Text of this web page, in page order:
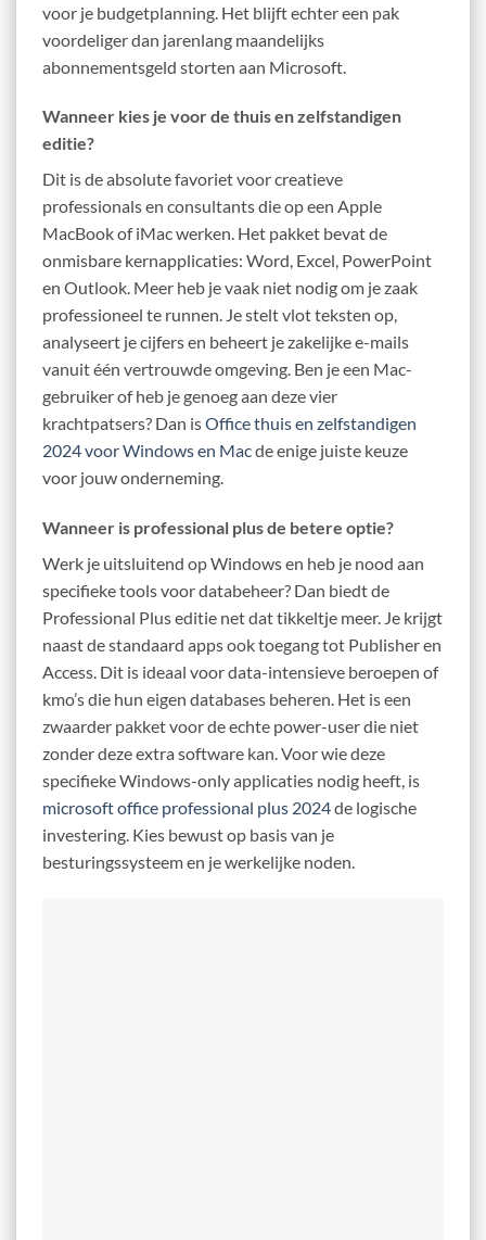
voor je budgetplanning. Het blijft echter een pak
voordeliger dan jarenlang maandelijks
abonnementsgeld storten aan Microsoft.
Wanneer kies je voor de thuis en zelfstandigen
editie?
Dit is de absolute favoriet voor creatieve
professionals en consultants die op een Apple
MacBook of iMac werken. Het pakket bevat de
onmisbare kernapplicaties: Word, Excel, PowerPoint
en Outlook. Meer heb je vaak niet nodig om je zaak
professioneel te runnen. Je stelt vlot teksten op,
analyseert je cijfers en beheert je zakelijke e-mails
vanuit één vertrouwde omgeving. Ben je een Mac-
gebruiker of heb je genoeg aan deze vier
krachtpatsers? Dan isOffice thuis en zelfstandigen
2024 voor Windows en Macde enige juiste keuze
voor jouw onderneming.
Wanneer is professional plus de betere optie?
Werk je uitsluitend op Windows en heb je nood aan
specifieke tools voor databeheer? Dan biedt de
Professional Plus editie net dat tikkeltje meer. Je krijgt
naast de standaard apps ook toegang tot Publisher en
Access. Dit is ideaal voor data-intensieve beroepen of
kmo’s die hun eigen databases beheren. Het is een
zwaarder pakket voor de echte power-user die niet
zonder deze extra software kan. Voor wie deze
specifieke Windows-only applicaties nodig heeft, is
microsoft office professional plus 2024de logische
investering. Kies bewust op basis van je
besturingssysteem en je werkelijke noden.